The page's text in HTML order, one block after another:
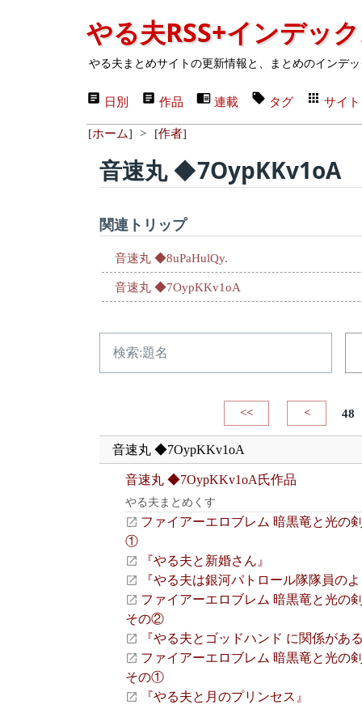
やる夫RSS+インデッ
やる夫まとめサイトの更新情報と、まとめのインデッ
日別 作品 連載 タグ サイト
[ホーム] > [作者]
音速丸 ◆7OypKKv1oA
関連トリップ
音速丸 ◆8uPaHulQy.
音速丸 ◆7OypKKv1oA
<< < 48
音速丸 ◆7OypKKv1oA
音速丸 ◆7OypKKv1oA氏作品
やる夫まとめくす
ファイアーエロブレム 暗黒竜と光の
①
『やる夫と新婚さん』
『やる夫は銀河パトロール隊隊員のよ
ファイアーエロブレム 暗黒竜と光の
その②
『やる夫とゴッドハンド に関係がある
ファイアーエロブレム 暗黒竜と光の
その①
『やる夫と月のプリンセス』